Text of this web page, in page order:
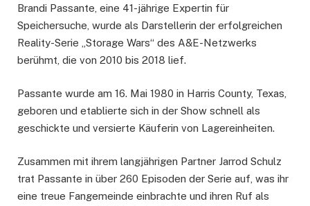
Brandi Passante, eine 41-jährige Expertin für
Speichersuche, wurde als Darstellerin der erfolgreichen
Reality-Serie „Storage Wars“ des A&E-Netzwerks
berühmt, die von 2010 bis 2018 lief.
Passante wurde am 16. Mai 1980 in Harris County, Texas,
geboren und etablierte sich in der Show schnell als
geschickte und versierte Käuferin von Lagereinheiten.
Zusammen mit ihrem langjährigen Partner Jarrod Schulz
trat Passante in über 260 Episoden der Serie auf, was ihr
eine treue Fangemeinde einbrachte und ihren Ruf als